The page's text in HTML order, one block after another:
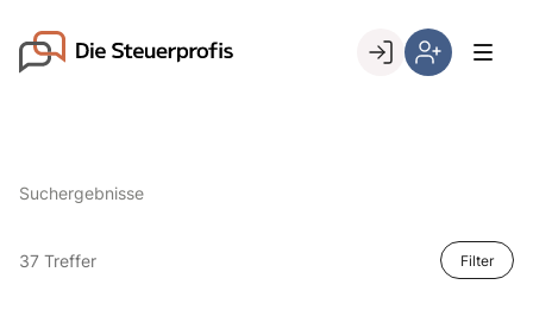
content
Go to landing page.
Suchergebnisse
37 Treffer Filter